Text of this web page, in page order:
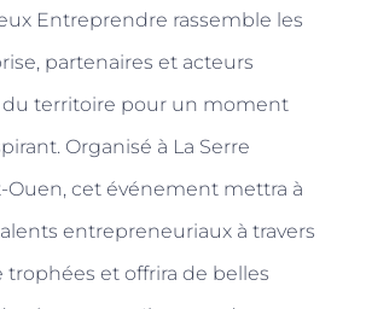
Entreprendre rassemble les
partenaires et acteurs
territoire pour un moment
Organisé à La Serre
Ouen, cet événement mettra à
entrepreneuriaux à travers
trophées et offrira de belles